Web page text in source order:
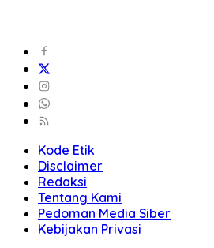
Kode Etik
Disclaimer
Redaksi
Tentang Kami
Pedoman Media Siber
Kebijakan Privasi